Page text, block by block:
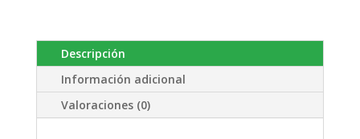
Descripción
Información adicional
Valoraciones (0)